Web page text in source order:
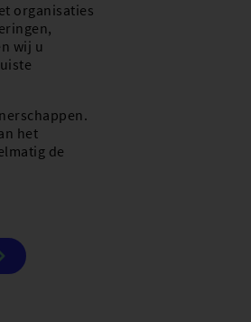
organisaties
wij u
het
de